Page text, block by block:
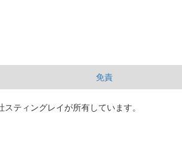
免責
ティングレイが所有しています。